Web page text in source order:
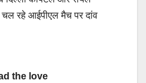
रहे आईपीएल मैच पर दांव
the love